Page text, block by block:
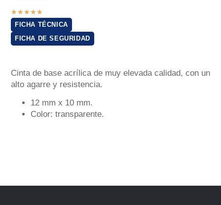
★★★★★
FICHA TÉCNICA
FICHA DE SEGURIDAD
Cinta de base acrílica de muy elevada calidad, con un
alto agarre y resistencia.
12 mm x 10 mm.
Color: transparente.